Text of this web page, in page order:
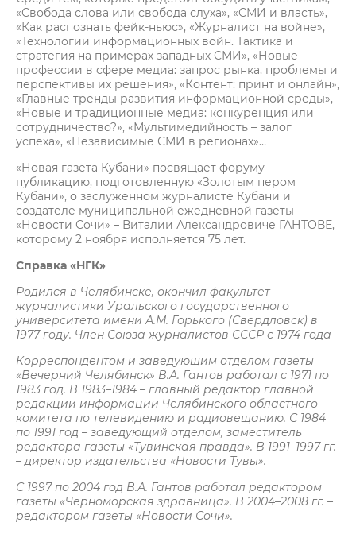
«Свобода слова или свобода слуха», «СМИ и власть»,
«Как распознать фейк-ньюс», «Журналист на войне»,
«Технологии информационных войн. Тактика и
стратегия на примерах западных СМИ», «Новые
профессии в сфере медиа: запрос рынка, проблемы и
перспективы их решения», «Контент: принт и онлайн»,
«Главные тренды развития информационной среды»,
«Новые и традиционные медиа: конкуренция или
сотрудничество?», «Мультимедийность – залог
успеха», «Независимые СМИ в регионах»…
«Новая газета Кубани» посвящает форуму
публикацию, подготовленную «Золотым пером
Кубани», о заслуженном журналисте Кубани и
создателе муниципальной ежедневной газеты
«Новости Сочи» – Виталии Александровиче ГАНТОВЕ,
которому 2 ноября исполняется 75 лет.
Справка «НГК»
Родился в Челябинске, окончил факультет
журналистики Уральского государственного
университета имени А.М. Горького (Свердловск) в
1977 году. Член Союза журналистов СССР с 1974 года
Корреспондентом и заведующим отделом газеты
«Вечерний Челябинск» В.А. Гантов работал с 1971 по
1983 год. В 1983–1984 – главный редактор главной
редакции информации Челябинского областного
комитета по телевидению и радиовещанию. С 1984
по 1991 год – заведующий отделом, заместитель
редактора газеты «Тувинская правда». В 1991–1997 гг.
– директор издательства «Новости Тувы».
С 1997 по 2004 год В.А. Гантов работал редактором
газеты «Черноморская здравница». В 2004–2008 гг. –
редактором газеты «Новости Сочи».